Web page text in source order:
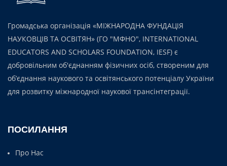
Громадська організація «МІЖНАРОДНА ФУНДАЦІЯ
НАУКОВЦІВ ТА ОСВІТЯН» (ГО "МФНО", INTERNATIONAL
EDUCATORS AND SCHOLARS FOUNDATION, IESF) є
добровільним об'єднанням фізичних осіб, створеним для
об’єднання наукового та освітянського потенціалу України
для розвитку міжнародної наукової трансінтеграції.
ПОСИЛАННЯ
Про Нас